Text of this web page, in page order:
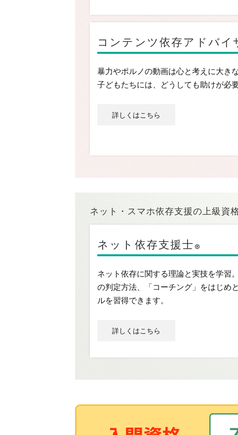
コンテンツ依存アドバイ
暴力やポルノの動画は心と考えに大き
子どもたちには、どうしても助けが必要
詳しくはこちら
ネット・スマホ依存支援の上級資
ネット依存支援士 ®
ネット依存に関する理論と実技を学習
の判定方法、「コーチング」をはじめ
ルを習得できます。
詳しくはこちら